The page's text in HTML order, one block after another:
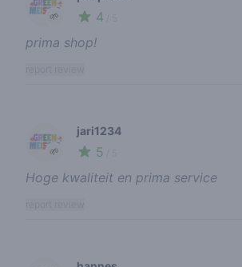
🌱 4
prima shop!
🌱
jari1234
5
Hoge kwaliteit en prima service